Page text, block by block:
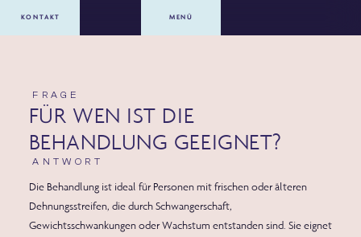
MENÜ
KONTAKT
FRAGE
FÜR WEN IST DIE
BEHANDLUNG GEEIGNET?
ANTWORT
Die Behandlung ist ideal für Personen mit frischen oder älteren
Dehnungsstreifen, die durch Schwangerschaft,
Gewichtsschwankungen oder Wachstum entstanden sind. Sie eignet